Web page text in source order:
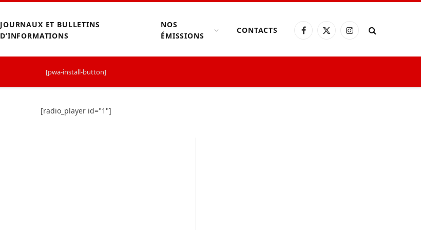
JOURNAUX ET BULLETINS
D’INFORMATIONS
NOS
ÉMISSIONS
CONTACTS Facebook
X
Instagram
[pwa-install-button]
[radio_player id="1"]